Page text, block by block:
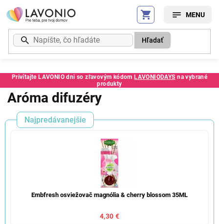
Prejsť
na
obsah
Privítajte LAVONIO dni so zľavovým kódom LAVONIODAYS na vybrané
produkty
Hľadať
Aróma difuzéry
Najpredávanejšie
Embfresh osviežovač magnólia & cherry blossom 35ML
4,30 €